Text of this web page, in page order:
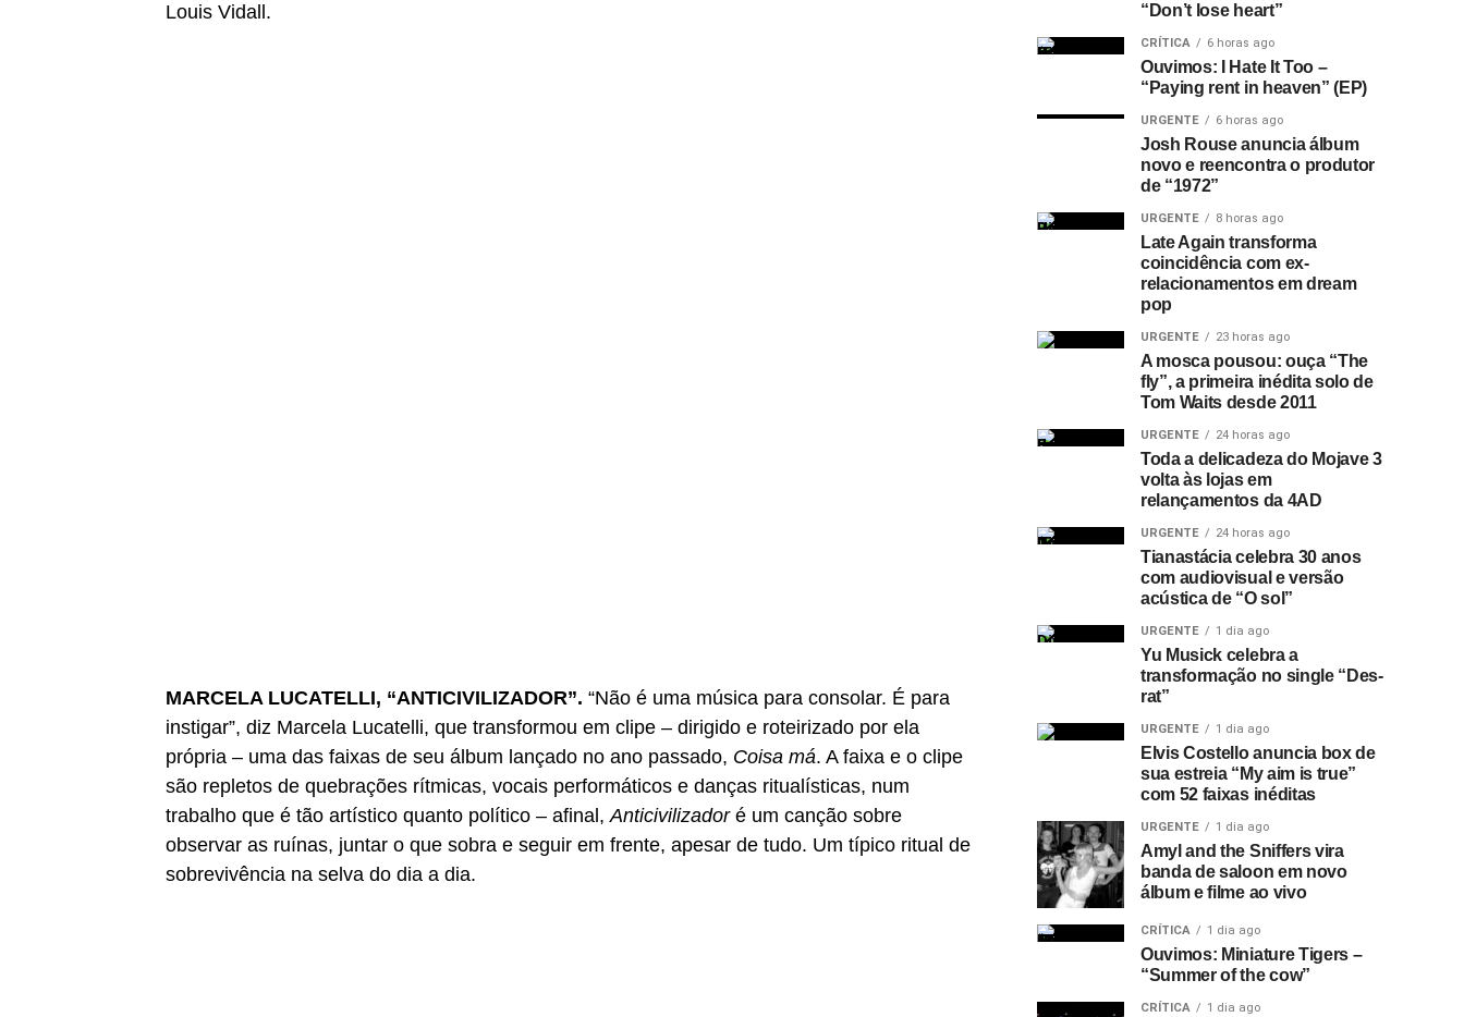
Louis Vidall.
MARCELA LUCATELLI, “ANTICIVILIZADOR”. “Não é uma música para consolar. É para
instigar”, diz Marcela Lucatelli, que transformou em clipe – dirigido e roteirizado por ela
própria – uma das faixas de seu álbum lançado no ano passado, Coisa má. A faixa e o clipe
são repletos de quebrações rítmicas, vocais performáticos e danças ritualísticas, num
trabalho que é tão artístico quanto político – afinal,Anticivilizadoré um canção sobre
observar as ruínas, juntar o que sobra e seguir em frente, apesar de tudo. Um típico ritual de
sobrevivência na selva do dia a dia.
“Don’t lose heart”
CRÍTICA 6 horas ago
Ouvimos: I Hate It Too –
“Paying rent in heaven” (EP)
URGENTE 6 horas ago
Josh Rouse anuncia álbum
novo e reencontra o produtor
de “1972”
URGENTE 8 horas ago
Late Again transforma
coincidência com ex-
relacionamentos em dream
pop
URGENTE 23 horas ago
A mosca pousou: ouça “The
fly”, a primeira inédita solo de
Tom Waits desde 2011
URGENTE 24 horas ago
Toda a delicadeza do Mojave 3
volta às lojas em
relançamentos da 4AD
URGENTE 24 horas ago
Tianastácia celebra 30 anos
com audiovisual e versão
acústica de “O sol”
URGENTE 1 dia ago
Yu Musick celebra a
transformação no single “Des-
rat”
URGENTE 1 dia ago
Elvis Costello anuncia box de
sua estreia “My aim is true”
com 52 faixas inéditas
URGENTE 1 dia ago
Amyl and the Sniffers vira
banda de saloon em novo
álbum e filme ao vivo
CRÍTICA 1 dia ago
Ouvimos: Miniature Tigers –
“Summer of the cow”
CRÍTICA 1 dia ago